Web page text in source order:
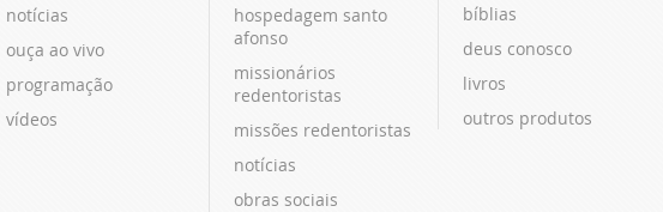
notícias
ouça ao vivo
programação
vídeos
hospedagem santo
afonso
missionários
redentoristas
missões redentoristas
notícias
obras sociais
bíblias
deus conosco
livros
outros produtos